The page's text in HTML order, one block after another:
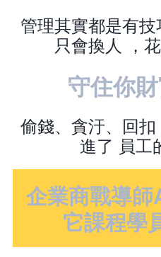
管理其實都是有
只會換人 ，
守住你
偷錢、貪汙、回
進了 員工
企業商戰導
它課程學